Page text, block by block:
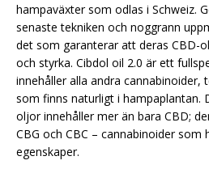
hampaväxter som odlas i Schweiz.
senaste tekniken och noggrann
det som garanterar att deras CBD-
och styrka. Cibdol oil 2.0 är ett
innehåller alla andra cannabinoider,
som finns naturligt i hampaplantan.
oljor innehåller mer än bara CBD;
CBG och CBC – cannabinoider som
egenskaper.